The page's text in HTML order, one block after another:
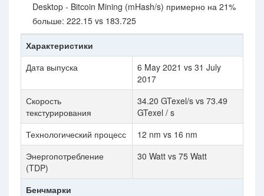
Desktop - Bitcoin Mining (mHash/s) примерно на 21%
больше: 222.15 vs 183.725
Характеристики
Дата выпуска
6 May 2021 vs 31 July
2017
Скорость
текстурирования
34.20 GTexel/s vs 73.49
GTexel / s
Технологический процесс
12 nm vs 16 nm
Энергопотребление
(TDP)
30 Watt vs 75 Watt
Бенчмарки